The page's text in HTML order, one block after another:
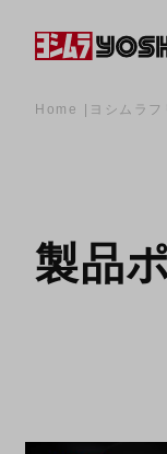
Home ヨシムラフ
製品